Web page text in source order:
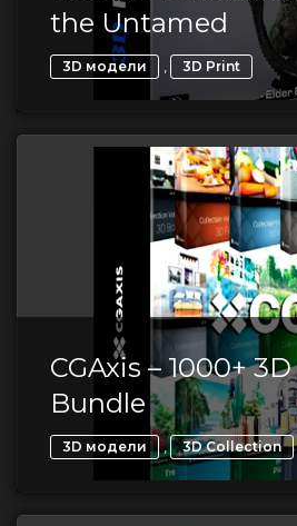
the Untamed
3D модели , 3D Print
CGAxis – 1000+
Bundle
3D модели , 3D Collection